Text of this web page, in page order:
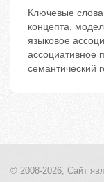
Ключевые
концепта,
языковое
ассоциативное
семантический
© 2008-2026, Сайт